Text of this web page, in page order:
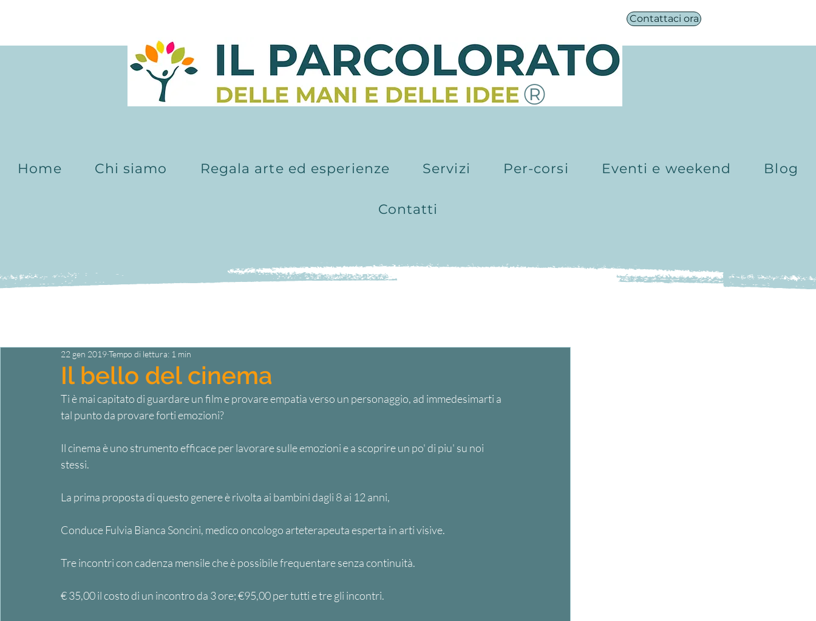
Contattaci ora
®
Home Chi siamo Regala arte ed esperienze Servizi Per-corsi Eventi e weekend Blog
Contatti
Il bello del cinema
22 gen 2019Tempo di lettura: 1 min
Ti è mai capitato di guardare un film e provare empatia verso un personaggio, ad immedesimarti a
tal punto da provare forti emozioni?
Il cinema è uno strumento efficace per lavorare sulle emozioni e a scoprire un po' di piu' su noi
stessi.
La prima proposta di questo genere è rivolta ai bambini dagli 8 ai 12 anni,
Conduce Fulvia Bianca Soncini, medico oncologo arteterapeuta esperta in arti visive.
Tre incontri con cadenza mensile che è possibile frequentare senza continuità.
€ 35,00 il costo di un incontro da 3 ore; €95,00 per tutti e tre gli incontri.